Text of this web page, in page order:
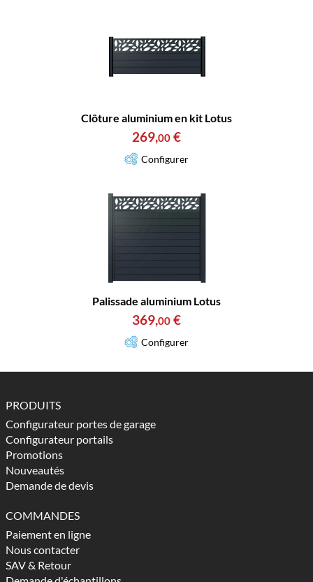
Clôture aluminium en kit Lotus
269,00 €
Configurer
Palissade aluminium Lotus
369,00 €
Configurer
PRODUITS
Configurateur portes de garage
Configurateur portails
Promotions
Nouveautés
Demande de devis
COMMANDES
Paiement en ligne
Nous contacter
SAV & Retour